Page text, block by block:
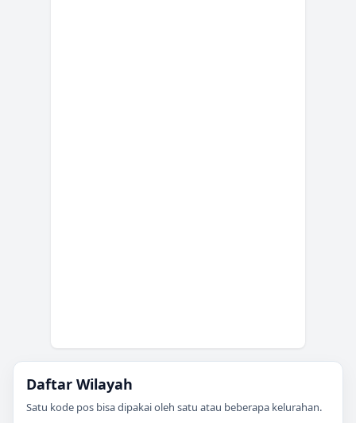
Daftar Wilayah
Satu kode pos bisa dipakai oleh satu atau beberapa kelurahan.